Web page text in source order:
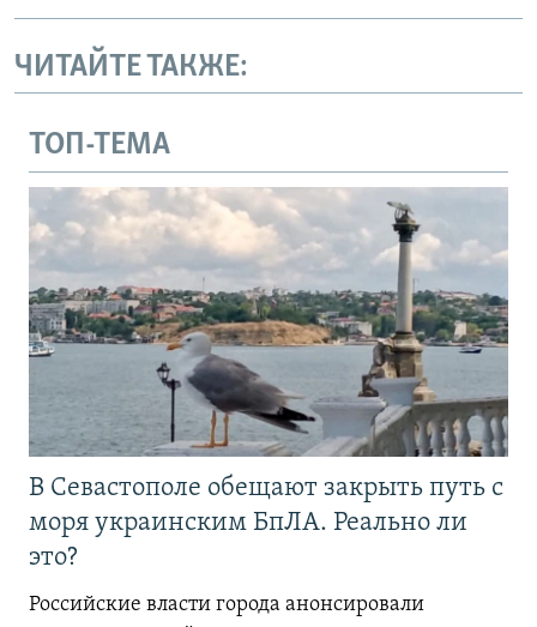
ЧИТАЙТЕ ТАКЖЕ:
ТОП-ТЕМА
В Севастополе обещают закрыть путь с
моря украинским БпЛА. Реально ли
это?
Российские власти города анонсировали